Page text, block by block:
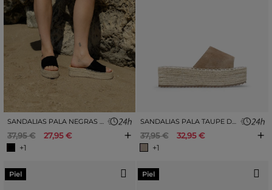
37,95 €
27,95 €
+1
+ 37,95 €
32,95 €
+1
+
Piel Piel